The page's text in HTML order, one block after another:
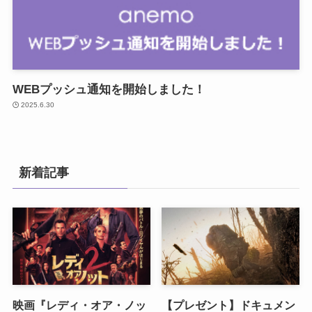
WEBプッシュ通知を開始しました！
2025.6.30
新着記事
映画『レディ・オア・ノッ
【プレゼント】ドキュメン